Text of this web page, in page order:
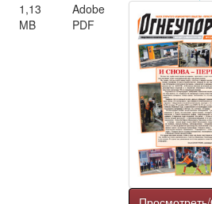
1,13
MB
Adobe
PDF